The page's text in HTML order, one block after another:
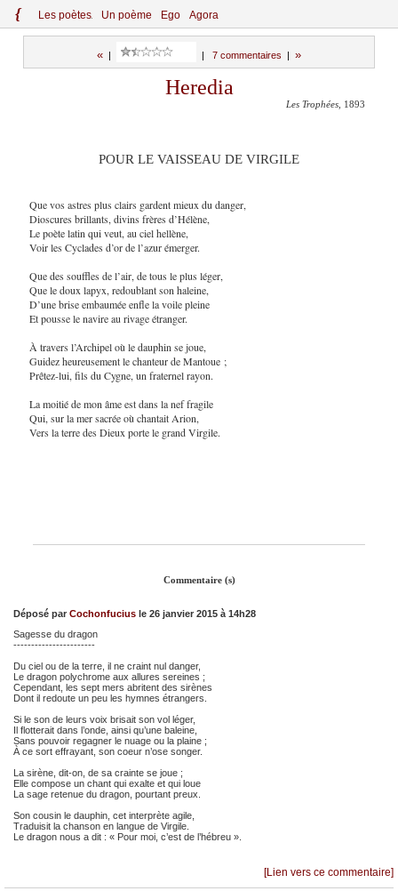
{ Les poètes Un poème Ego Agora
« 7 commentaires »
Heredia
Les Trophées , 1893
POUR LE VAISSEAU DE VIRGILE
Que vos astres plus clairs gardent mieux du danger,
Dioscures brillants, divins frères d’Hélène,
Le poète latin qui veut, au ciel hellène,
Voir les Cyclades d’or de l’azur émerger.
Que des souffles de l’air, de tous le plus léger,
Que le doux lapyx, redoublant son haleine,
D’une brise embaumée enfle la voile pleine
Et pousse le navire au rivage étranger.
À travers l’Archipel où le dauphin se joue,
Guidez heureusement le chanteur de Mantoue ;
Prêtez-lui, fils du Cygne, un fraternel rayon.
La moitié de mon âme est dans la nef fragile
Qui, sur la mer sacrée où chantait Arion,
Vers la terre des Dieux porte le grand Virgile.
Commentaire (s)
Déposé par Cochonfucius le 26 janvier 2015 à 14h28
Sagesse du dragon
-----------------------
Du ciel ou de la terre, il ne craint nul danger,
Le dragon polychrome aux allures sereines ;
Cependant, les sept mers abritent des sirènes
Dont il redoute un peu les hymnes étrangers.
Si le son de leurs voix brisait son vol léger,
Il flotterait dans l’onde, ainsi qu’une baleine,
Sans pouvoir regagner le nuage ou la plaine ;
À ce sort effrayant, son coeur n’ose songer.
La sirène, dit-on, de sa crainte se joue ;
Elle compose un chant qui exalte et qui loue
La sage retenue du dragon, pourtant preux.
Son cousin le dauphin, cet interprète agile,
Traduisit la chanson en langue de Virgile.
Le dragon nous a dit : « Pour moi, c’est de l’hébreu ».
[Lien vers ce commentaire]